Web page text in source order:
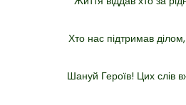
Хто нас підтримав
Шануй Героїв! Цих слів